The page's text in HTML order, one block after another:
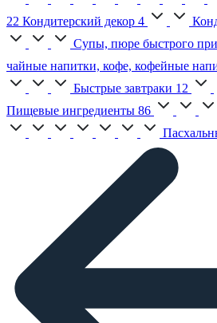
22 Кондитерский декор 4
Супы, пюре быстрого
чайные напитки, кофе, кофейные
Быстрые завтраки 12
Пищевые ингредиенты 86